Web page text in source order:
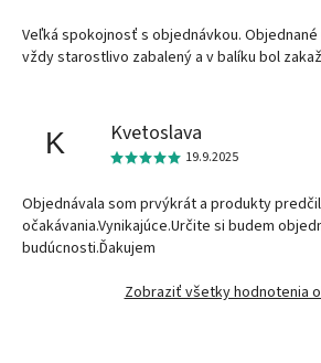
Veľká spokojnosť s objednávkou.
vždy starostlivo zabalený a v balíku bol
K Kvetoslava
19.9.2025
Objednávala som prvýkrát a produkty
očakávania.Vynikajúce.Určite si budem
budúcnosti.Ďakujem
Zobraziť všetky hodnotenia